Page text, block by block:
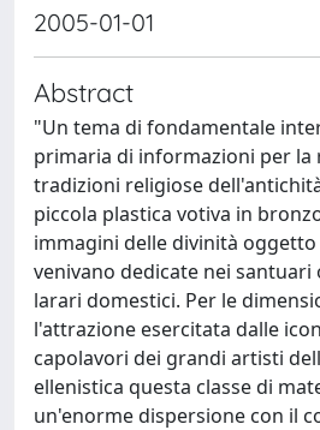
2005-01-01
Abstract
"Un tema di fondamentale
primaria di informazioni per la
tradizioni religiose
piccola plastica votiva in
immagini delle divinità
venivano dedicate nei santuari
larari domestici. Per le
l'attrazione esercitata dalle
capolavori dei grandi artisti
ellenistica questa classe di
un'enorme dispersione con il